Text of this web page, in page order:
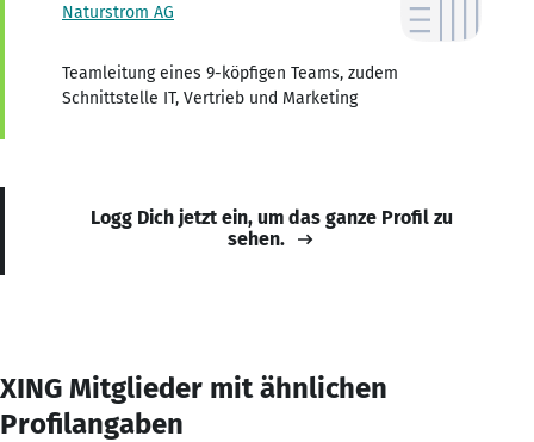
Naturstrom AG
Teamleitung eines 9-köpfigen Teams, zudem
Schnittstelle IT, Vertrieb und Marketing
Logg Dich jetzt ein, um das ganze Profil zu
sehen.
XING Mitglieder mit ähnlichen
Profilangaben